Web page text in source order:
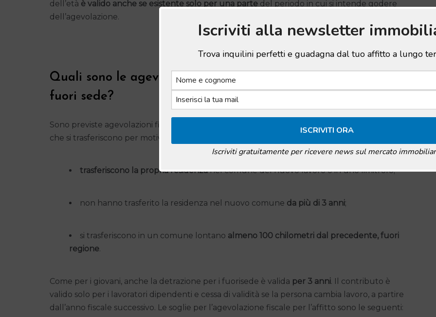
dell’età è valido anche se esistente solo per una parte del periodo in cui si intende godere
dell’agevolazione.
Quali sono le agevolazioni fiscali per gli affitti di lavoratori
fuori sede?
Sono previste agevolazioni fiscali sull’affitto anche per quei lavoratori dipendenti fuori sede
che si trasferiscono per motivi di lavoro e:
trasferiscono la propria residenzanel comune del nuovo lavoro o in uno limitrofo;
non hanno trasferito la residenza nel nuovo comune da più di 3 anni;
si trasferiscono in un comune lontano almeno 100 chilometri dal precedente, fuori
regione.
Come per i giovani, anche la detrazione per i fuorisede è valida per 3 anni. Il contributo è
valido solo per i lavoratori dipendenti e cessa di validità se la persona cambia lavoro, a partire
dall’anno fiscale successivo. Le soglie per l’agevolazione fiscale per l’affitto sono le seguenti:
Iscriviti alla newsletter
Trova inquilini perfetti e guadagna dal tuo affitto a lungo
Iscriviti gratuitamente per ricevere news sul mercato